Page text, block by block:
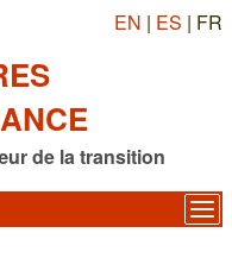
de la transition
EN | ES | FR